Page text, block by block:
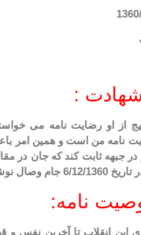
:
نامه می خواستند، فریاد
است و همین امر باعث شد در
کند که جان در مقابل رهبر و
تا آخرین نفس و قطره خون